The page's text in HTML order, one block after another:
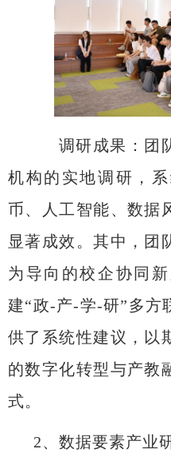
调研成果 ： 团
机构的实地调研，
币、人工智能、数据
显著成效。其中，团
为导向的校企协同
建“政-产-学-研”多方
供了系统性建议，以
的数字化转型与产教
式。
2、数据要素产业